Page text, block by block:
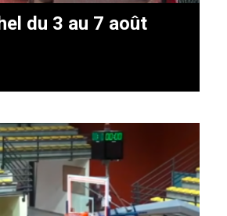
du 3 au 7 août